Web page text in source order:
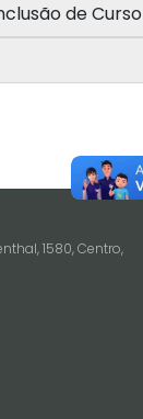
de Curso
1580, Centro,